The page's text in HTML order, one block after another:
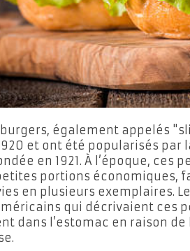
également appelés
et ont été popularisés par
en 1921. À l’époque,
portions économiques,
en plusieurs exemplaires.
qui décrivaient ces
dans l’estomac en raison